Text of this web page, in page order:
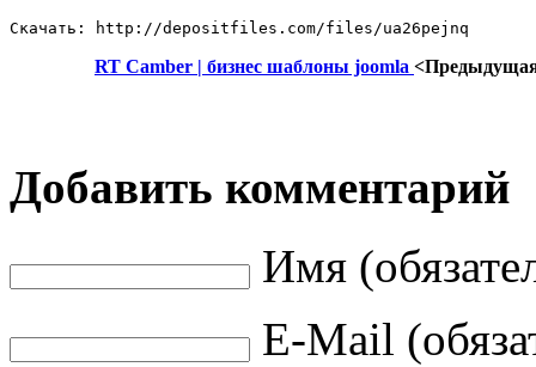
Скачать: http://depositfiles.com/files/ua26pejnq
RT Camber | бизнес шаблоны joomla
Добавить комментарий
Имя
E-Mail